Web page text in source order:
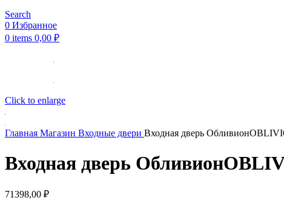
Search
0 Избранное
0 items 0,00 ₽
Click to enlarge
Главная Магазин Входные двери Входная дверь
Входная дверь
71398,00 ₽